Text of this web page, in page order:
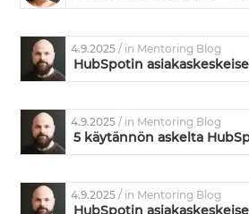
4.9.2025/ in Mentoring Blog
HubSpotin
4.9.2025/ in Mentoring Blog
4.9.2025/ in Mentoring Blog